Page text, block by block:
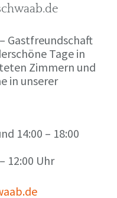
Gastfreundschaft
Tage in
Zimmern und
in unserer
14:00 – 18:00
12:00 Uhr